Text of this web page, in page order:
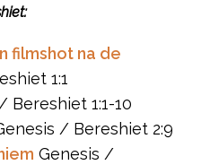
filmshot na de
1:1
Bereshiet 1:1-10
/ Bereshiet 2:9
Genesis /